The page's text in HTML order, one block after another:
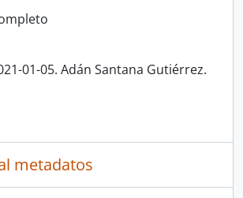
01-05. Adán Santana Gutiérrez.
metadatos